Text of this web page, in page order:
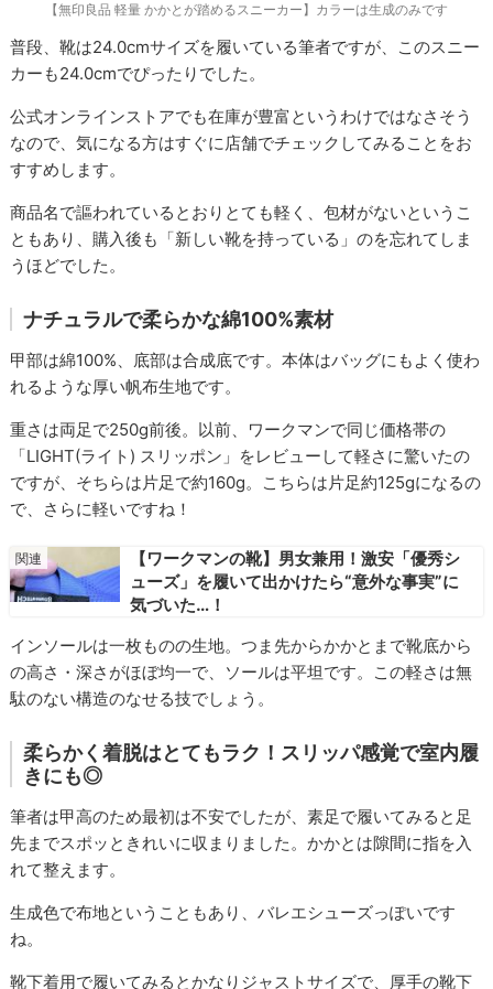
【無印良品 軽量 かかとが踏めるスニーカー】カラーは生成のみです
普段、靴は24.0cmサイズを履いている筆者ですが、このスニー
カーも24.0cmでぴったりでした。
公式オンラインストアでも在庫が豊富というわけではなさそう
なので、気になる方はすぐに店舗でチェックしてみることをお
すすめします。
商品名で謳われているとおりとても軽く、包材がないというこ
ともあり、購入後も「新しい靴を持っている」のを忘れてしま
うほどでした。
ナチュラルで柔らかな綿100%素材
甲部は綿100%、底部は合成底です。本体はバッグにもよく使わ
れるような厚い帆布生地です。
重さは両足で250g前後。以前、ワークマンで同じ価格帯の
「LIGHT(ライト) スリッポン」をレビューして軽さに驚いたの
ですが、そちらは片足で約160g。こちらは片足約125gになるの
で、さらに軽いですね！
【ワークマンの靴】男女兼用！激安「優秀シ
ューズ」を履いて出かけたら“意外な事実”に
気づいた…！
インソールは一枚ものの生地。つま先からかかとまで靴底から
の高さ・深さがほぼ均一で、ソールは平坦です。この軽さは無
駄のない構造のなせる技でしょう。
柔らかく着脱はとてもラク！スリッパ感覚で室内履
きにも◎
筆者は甲高のため最初は不安でしたが、素足で履いてみると足
先までスポッときれいに収まりました。かかとは隙間に指を入
れて整えます。
生成色で布地ということもあり、バレエシューズっぽいです
ね。
靴下着用で履いてみるとかなりジャストサイズで、厚手の靴下